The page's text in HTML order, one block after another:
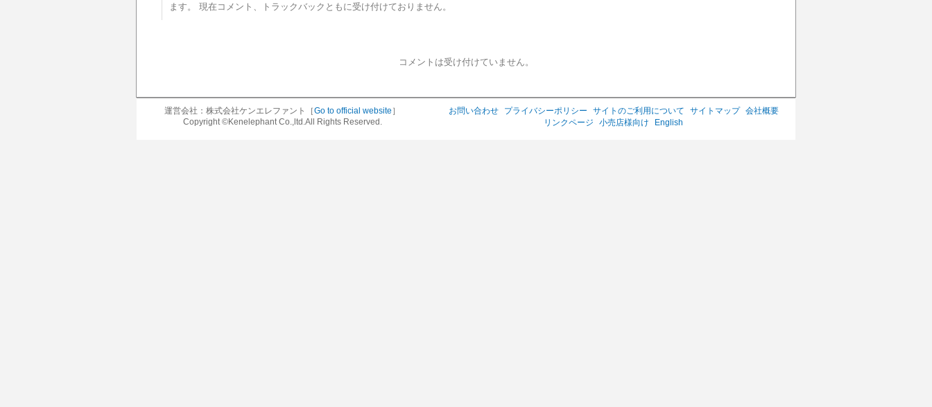
ます。 現在コメント、トラックバックともに受け付けておりません。
コメントは受け付けていません。
運営会社：株式会社ケンエレファント［Go to official website ］
Copyright ©Kenelephant Co.,ltd.All Rights Reserved.
お問い合わせ プライバシーポリシー サイトのご利用について サイトマップ
会社概要
リンクページ
小売店様向け English